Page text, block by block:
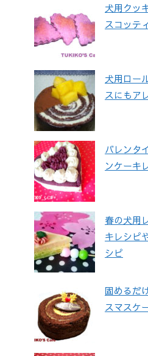
犬用クッ
スコッテ
犬用ロー
スにもア
バレンタ
ンケーキ
春の犬用
キレシピ
シピ
固めるだ
スマスケ